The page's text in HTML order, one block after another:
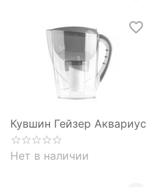
Кувшин Гейзер Аквариус
Нет в наличии